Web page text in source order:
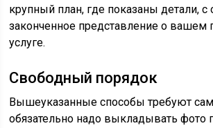
крупный план, где показаны детали,
законченное представление о вашем
услуге.
Свободный порядок
Вышеуказанные способы требуют
обязательно надо выкладывать фото